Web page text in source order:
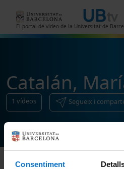
Consentiment
El portal de vídeo de la Universitat de
Catalán,
1 vídeos Segueix i